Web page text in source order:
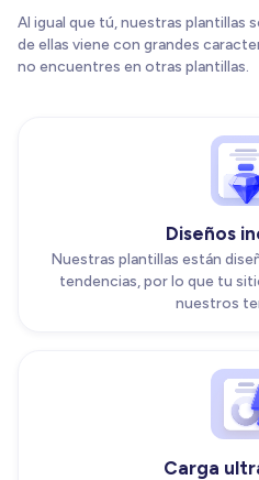
Al igual que tú, nuestras plantillas
de ellas viene con grandes
no encuentres en otras plantillas.
Diseños
Nuestras plantillas están
tendencias, por lo que tu
nuestros
Carga